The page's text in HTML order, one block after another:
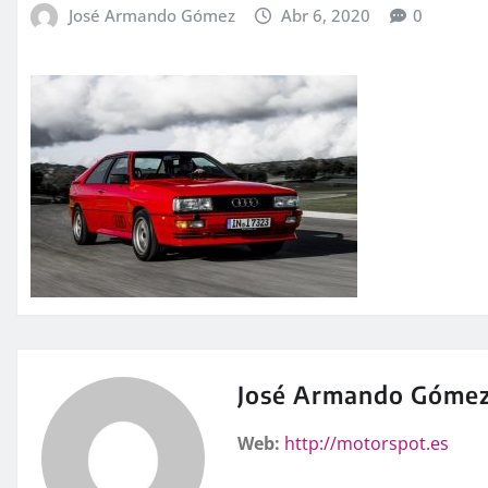
José Armando Gómez Abr 6, 2020 0
José Armando
Web: http://motorspot.es